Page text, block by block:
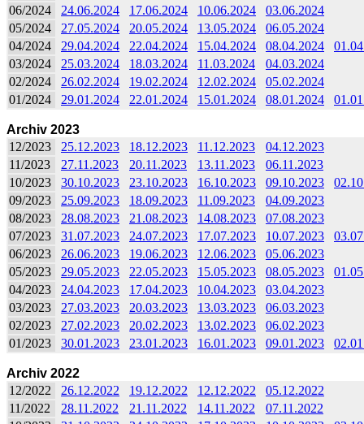
06/2024
24.06.2024 17.06.2024 10.06.2024
03.06.2024
05/2024
27.05.2024 20.05.2024 13.05.2024
06.05.2024
04/2024
29.04.2024 22.04.2024 15.04.2024 08.04.2024
03/2024
25.03.2024 18.03.2024 11.03.2024
04.03.2024
02/2024
26.02.2024 19.02.2024 12.02.2024
05.02.2024
01/2024
29.01.2024 22.01.2024 15.01.2024 08.01.2024
Archiv 2023
12/2023
25.12.2023 18.12.2023 11.12.2023
04.12.2023
11/2023
27.11.2023 20.11.2023 13.11.2023
06.11.2023
10/2023
30.10.2023 23.10.2023 16.10.2023 09.10.2023
09/2023
25.09.2023 18.09.2023 11.09.2023
04.09.2023
08/2023
28.08.2023 21.08.2023 14.08.2023
07.08.2023
07/2023
31.07.2023 24.07.2023 17.07.2023 10.07.2023
06/2023
26.06.2023 19.06.2023 12.06.2023
05.06.2023
05/2023
29.05.2023 22.05.2023 15.05.2023 08.05.2023
04/2023
24.04.2023 17.04.2023 10.04.2023
03.04.2023
03/2023
27.03.2023 20.03.2023 13.03.2023
06.03.2023
02/2023
27.02.2023 20.02.2023 13.02.2023
06.02.2023
01/2023
30.01.2023 23.01.2023 16.01.2023 09.01.2023
Archiv 2022
12/2022
26.12.2022 19.12.2022 12.12.2022
05.12.2022
11/2022
28.11.2022 21.11.2022 14.11.2022
07.11.2022